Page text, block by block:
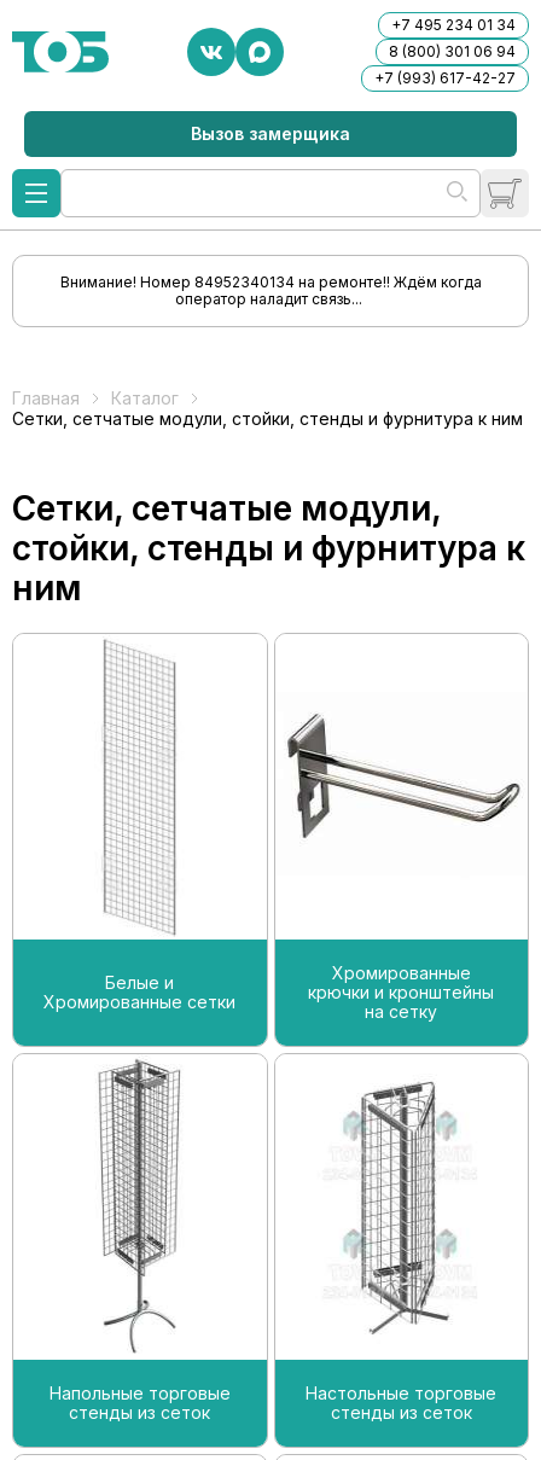
+7 495 234 01 34
8 (800) 301 06 94
+7 (993) 617-42-27
Вызов замерщика
Внимание! Номер 84952340134 на ремонте!! Ждём когда
оператор наладит связь...
Главная
Каталог
Сетки, сетчатые модули, стойки, стенды и фурнитура к ним
Сетки, сетчатые модули,
стойки, стенды и фурнитура к
ним
Белые и
Хромированные сетки
Хромированные
крючки и кронштейны
на сетку
Напольные торговые
стенды из сеток
Настольные торговые
стенды из сеток